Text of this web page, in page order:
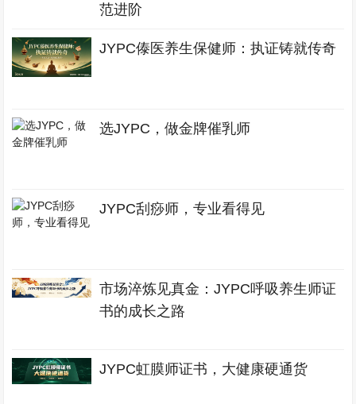
范进阶
JYPC傣医养生保健师：执证铸就传奇
选JYPC，做金牌催乳师
JYPC刮痧师，专业看得见
市场淬炼见真金：JYPC呼吸养生师证
书的成长之路
JYPC虹膜师证书，大健康硬通货